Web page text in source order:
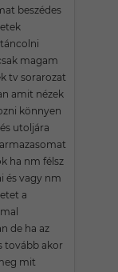
beszédes
magam
tv sorarozat
amit nézek
könnyen
utoljára
ha nm félsz
és vagy nm
a
de ha az
tovább akor
mit